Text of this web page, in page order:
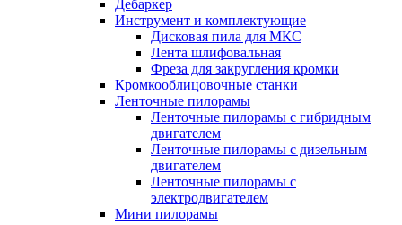
Дебаркер
Инструмент и комплектующие
Дисковая пила для МКС
Лента шлифовальная
Фреза для закругления кромки
Кромкооблицовочные станки
Ленточные пилорамы
Ленточные пилорамы с гибридным
двигателем
Ленточные пилорамы с дизельным
двигателем
Ленточные пилорамы с
электродвигателем
Мини пилорамы